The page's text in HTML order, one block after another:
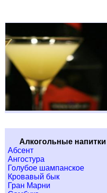
Алкогольные напитки
Абсент
Ангостура
Голубое шампанское
Кровавый бык
Гран Марни